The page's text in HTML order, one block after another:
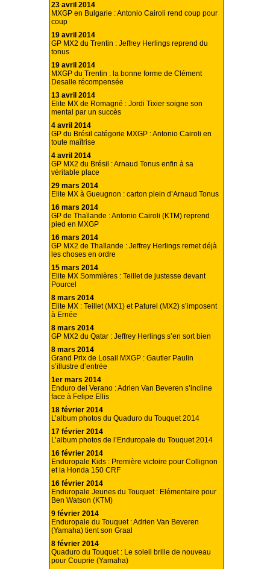
23 avril 2014
MXGP en Bulgarie : Antonio Cairoli rend coup pour
coup
19 avril 2014
GP MX2 du Trentin : Jeffrey Herlings reprend du
tonus
19 avril 2014
MXGP du Trentin : la bonne forme de Clément
Desalle récompensée
13 avril 2014
Elite MX de Romagné : Jordi Tixier soigne son
mental par un succès
4 avril 2014
GP du Brésil catégorie MXGP : Antonio Cairoli en
toute maîtrise
4 avril 2014
GP MX2 du Brésil : Arnaud Tonus enfin à sa
véritable place
29 mars 2014
Elite MX à Gueugnon : carton plein d’Arnaud Tonus
16 mars 2014
GP de Thaïlande : Antonio Cairoli (KTM) reprend
pied en MXGP
16 mars 2014
GP MX2 de Thaïlande : Jeffrey Herlings remet déjà
les choses en ordre
15 mars 2014
Elite MX Sommières : Teillet de justesse devant
Pourcel
8 mars 2014
Elite MX : Teillet (MX1) et Paturel (MX2) s’imposent
à Ernée
8 mars 2014
GP MX2 du Qatar : Jeffrey Herlings s’en sort bien
8 mars 2014
Grand Prix de Losail MXGP : Gautier Paulin
s’illustre d’entrée
1er mars 2014
Enduro del Verano : Adrien Van Beveren s’incline
face à Felipe Ellis
18 février 2014
L’album photos du Quaduro du Touquet 2014
17 février 2014
L’album photos de l’Enduropale du Touquet 2014
16 février 2014
Enduropale Kids : Première victoire pour Collignon
et la Honda 150 CRF
16 février 2014
Enduropale Jeunes du Touquet : Elémentaire pour
Ben Watson (KTM)
9 février 2014
Enduropale du Touquet : Adrien Van Beveren
(Yamaha) tient son Graal
8 février 2014
Quaduro du Touquet : Le soleil brille de nouveau
pour Couprie (Yamaha)